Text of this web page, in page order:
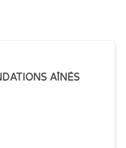
AÎNÉS